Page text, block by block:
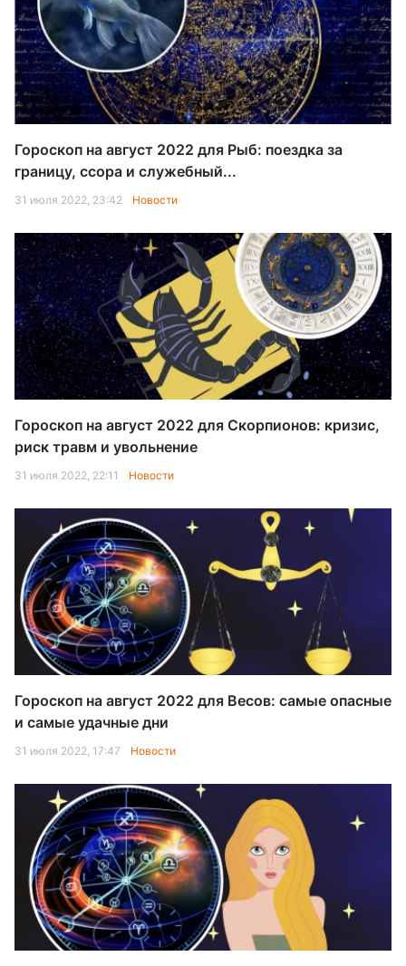
Гороскоп на август 2022 для Рыб: поездка за
границу, ссора и служебный...
31 июля 2022, 23:42 Новости
Гороскоп на август 2022 для Скорпионов: кризис,
риск травм и увольнение
31 июля 2022, 22:11 Новости
Гороскоп на август 2022 для Весов: самые опасные
и самые удачные дни
31 июля 2022, 17:47 Новости